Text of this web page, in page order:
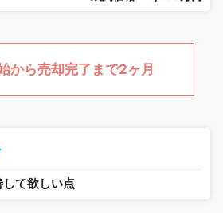
から売却完了まで2ヶ月
て欲しい点